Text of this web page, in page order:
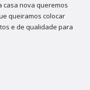
casa nova queremos
queiramos colocar
e de qualidade para